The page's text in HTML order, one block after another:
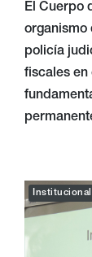
El Cuerpo
organismo
policía
fiscales en
Institucional